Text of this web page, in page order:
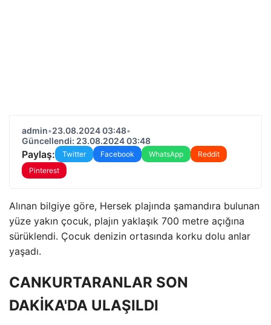
admin•23.08.2024 03:48•
Güncellendi: 23.08.2024 03:48
Paylaş: Twitter Facebook WhatsApp
Reddit
Pinterest
Alınan bilgiye göre, Hersek plajında ​​şamandıra bulunan
yüze yakın çocuk, plajın yaklaşık 700 metre açığına
sürüklendi. Çocuk denizin ortasında korku dolu anlar
yaşadı.
CANKURTARANLAR SON
DAKİKA'DA ULAŞILDI